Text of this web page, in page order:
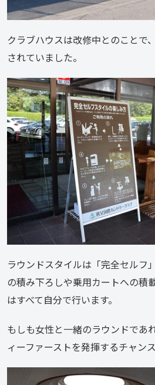
クラブハウスは改修中とのことで
されていました。
ラウンドスタイルは「完全セルフ
の積み下ろしや乗用カートへの積
はすべて自分で行います。
もしも女性と一緒のラウンドであ
ィーファーストを発揮するチャン